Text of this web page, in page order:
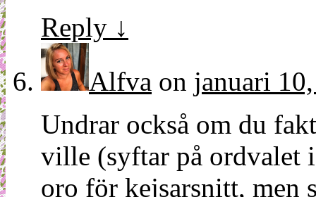
Reply ↓
Alfva on januari
Undrar också om du
ville (syftar på ordvalet
oro för kejsarsnitt, men